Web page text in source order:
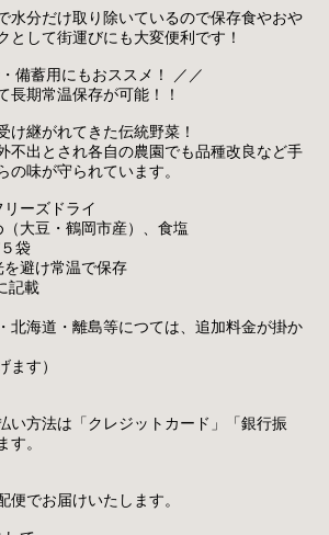
水分だけ取り除いているので保存食やおや
として街運びにも大変便利です！
備蓄用にもおススメ！ ／／
期常温保存が可能！！
け継がれてきた伝統野菜！
不出とされ各自の農園でも品種改良など手
の味が守られています。
ーズドライ
大豆・鶴岡市産）、食塩
袋
避け常温で保存
記載
北海道・離島等につては、追加料金が掛か
ます）
い方法は「クレジットカード」「銀行振
す。
便でお届けいたします。